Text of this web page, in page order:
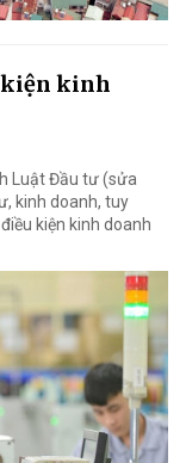
kiện kinh
Luật Đầu tư (sửa
kinh doanh, tuy
kiện kinh doanh